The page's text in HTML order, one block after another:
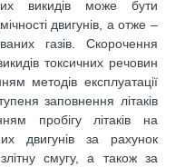
викидів може бути
двигунів, а отже –
газів. Скорочення
токсичних речовин
методів експлуатації
заповнення літаків
пробігу літаків на
двигунів за рахунок
смугу, а також за